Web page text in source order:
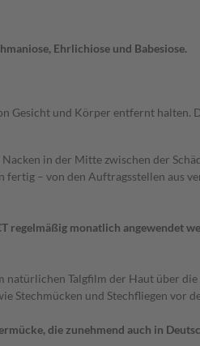
Ehrlichiose und Babesiose.
und Körper entfernt halten.
in der Mitte zwischen der
– von den Auftragsstellen
regelmäßig monatlich angewendet
natürlichen Talgfilm der Haut über
Stechmücken und Stechfliegen vor
die zunehmend auch in